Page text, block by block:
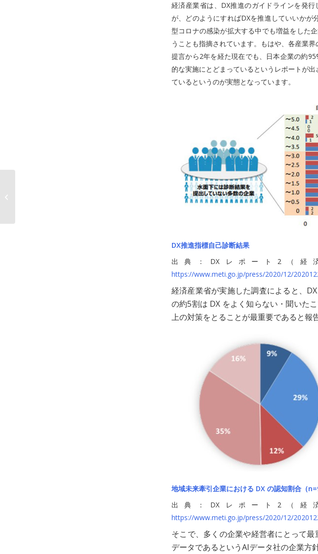
経済産業省は、DX推進のガイドラインを発
が、どのようにすればDXを推進していいか
型コロナの感染が拡大する中でも増益をした
うことも指摘されています。もはや、各産業
提言から2年を経た現在でも、日本企業の約
的な実施にとどまっているというレポートが
ているというのが実態となっています。
DX推進指標自己診断結果
出典：DXレポート2（経
https://www.meti.go.jp/press/2020/12/
経済産業省が実施した調査によると、
の約5割は DX をよく知らない・聞いた
上の対策をとることが最重要であると報
地域未来牽引企業における DX の認知割合（
出典：DXレポート2（経
https://www.meti.go.jp/press/2020/12/
そこで、多くの企業や経営者にとって
データであるというAIデータ社の企業方